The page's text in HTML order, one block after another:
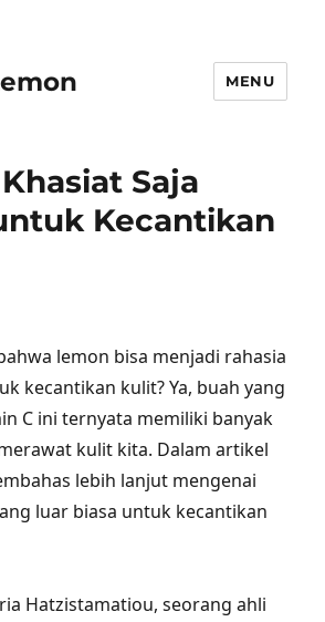
MENU
Saja
Kecantikan
lemon bisa menjadi rahasia
kecantikan kulit? Ya, buah yang
C ini ternyata memiliki banyak
kulit kita. Dalam artikel
lebih lanjut mengenai
luar biasa untuk kecantikan
Hatzistamatiou, seorang ahli